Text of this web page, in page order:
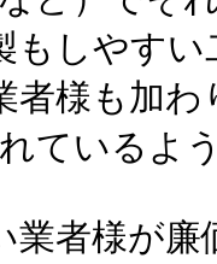
もしやすい
者様も加
ているよ
業者様が廉